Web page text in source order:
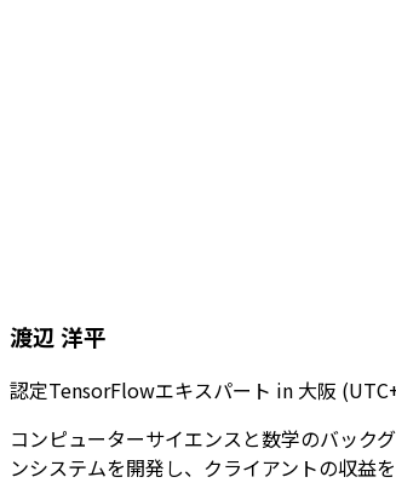
渡辺 洋平
認定TensorFlowエキスパート in 大阪
コンピューターサイエンスと数学のバック
ンシステムを開発し、クライアントの収益